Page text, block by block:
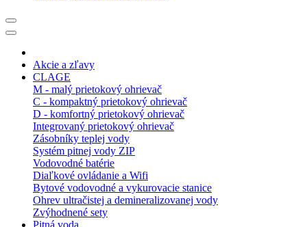
Akcie a zľavy
CLAGE
M - malý prietokový ohrievač
C - kompaktný prietokový ohrievač
D - komfortný prietokový ohrievač
Integrovaný prietokový ohrievač
Zásobníky teplej vody
Systém pitnej vody ZIP
Vodovodné batérie
Diaľkové ovládanie a Wifi
Bytové vodovodné a vykurovacie stanice
Ohrev ultračistej a demineralizovanej vody
Zvýhodnené sety
Pitná voda